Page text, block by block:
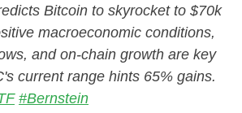
Bitcoin to skyrocket to $70k
macroeconomic conditions,
and on-chain growth are key
current range hints 65% gains.
#Bernstein